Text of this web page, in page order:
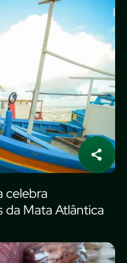
celebra
da Mata Atlântica